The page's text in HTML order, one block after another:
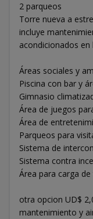
2 parqueos
Torre nueva a
incluye
acondicionados
Áreas sociales y
Piscina con bar y
Gimnasio
Área de juegos
Área de
Parqueos para
Sistema de
Sistema contra
Área para carga
otra opcion UD$
mantenimiento y